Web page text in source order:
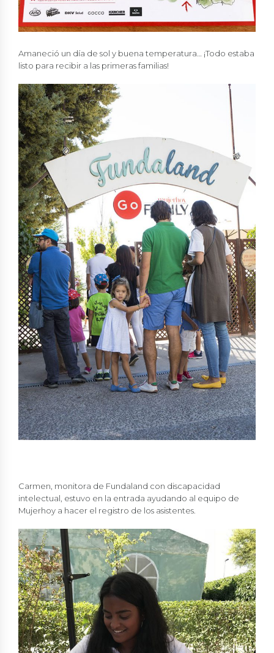
Amaneció un día de sol y buena temperatura… ¡Todo estaba
listo para recibir a las primeras familias!
Carmen, monitora de Fundaland con discapacidad
intelectual, estuvo en la entrada ayudando al equipo de
Mujerhoy a hacer el registro de los asistentes.